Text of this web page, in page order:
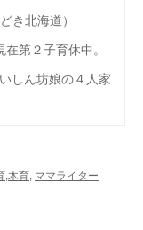
き北海道）
第２子育休中。
しん坊娘の４人家
,木育, ママライター